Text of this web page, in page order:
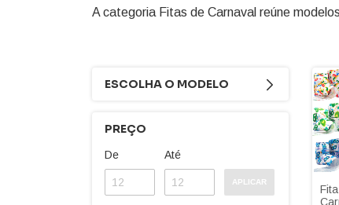
A categoria Fitas de Carnaval reúne
ESCOLHA O MODELO
PREÇO
De Até
APLICAR